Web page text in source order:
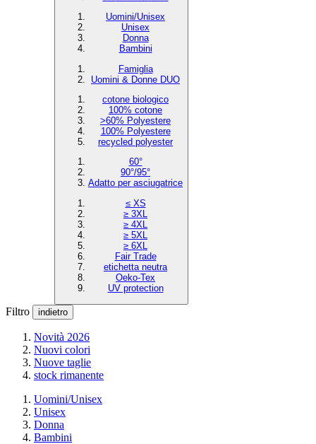
Uomini/Unisex
Unisex
Donna
Bambini
Famiglia
Uomini & Donne DUO
cotone biologico
100% cotone
>60% Polyestere
100% Polyestere
recycled polyester
60°
90°/95°
Adatto per asciugatrice
≤ XS
≥ 3XL
≥ 4XL
≥ 5XL
≥ 6XL
Fair Trade
etichetta neutra
Oeko-Tex
UV protection
Filtro indietro
Novità 2026
Nuovi colori
Nuove taglie
stock rimanente
Uomini/Unisex
Unisex
Donna
Bambini